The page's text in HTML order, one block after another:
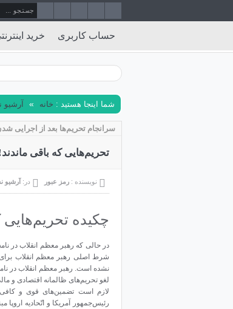
خرید حساب کاربری
شما اینجا هستید : خانه » آرشیو
سرانجام تحریم‌ها بعد از اجرایی
تحریم‌هایی که باقی
نویسنده : رمز عبور در: آرشیو
چکیده تحریم‌هایی
شرط اصلی رهبر معظم انقلاب برای
نشده است. رهبر معظم انقلاب در
لغو تحریم‌های ظالمانه اقتصادی و
لازم است تضمین‌های قوی و
رئیس‌جمهور آمریکا و اتّحادیه اروپا